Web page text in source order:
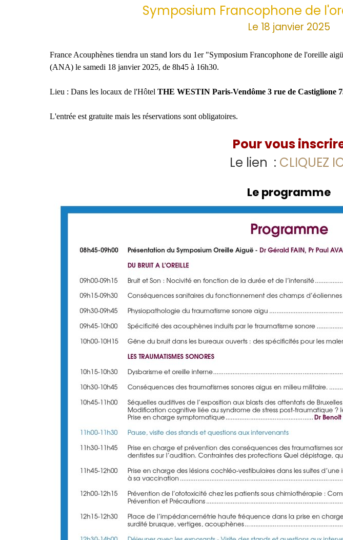
Symposium Francophone de
Le 18 janvier 2025
France Acouphènes tiendra un stand lors du 1er "Symposium Francophone de l'oreille
(ANA) le samedi 18 janvier 2025, de 8h45 à 16h30.
Lieu : Dans les locaux de l'Hôtel THE WESTIN Paris-Vendôme 3 rue de Castiglione
L'entrée est gratuite mais les réservations sont obligatoires.
Pour vous
Le lien : CLIQUEZ
Le programme